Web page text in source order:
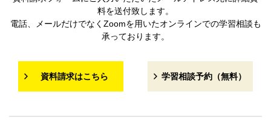
料を送付致します。
電話、メールだけでなくZoomを用いたオンラインでの学習相談も
承っております。
資料請求はこちら 学習相談予約（無料）